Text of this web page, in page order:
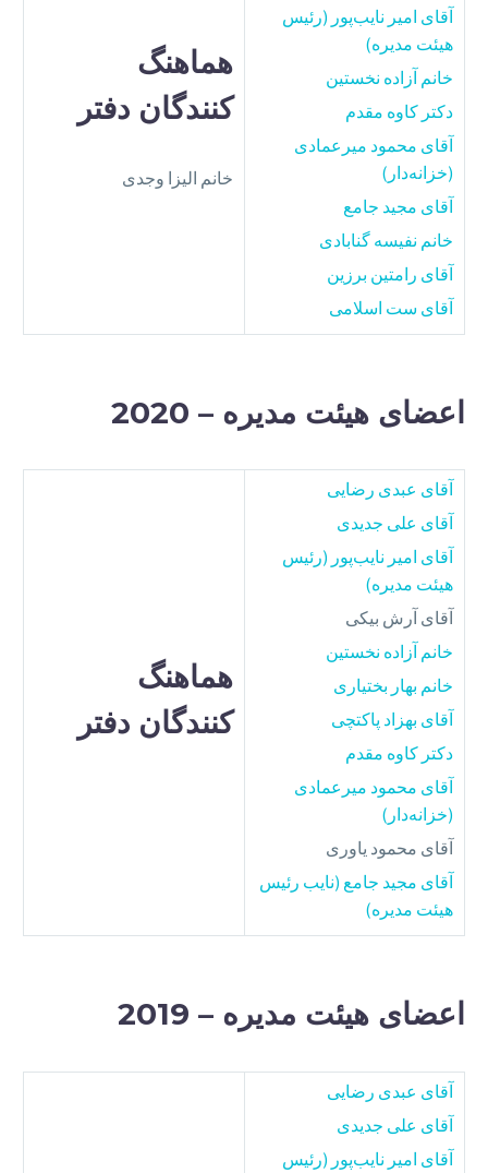
آقای امیر نایب‌پور (رئیس
هیئت مدیره)
خانم آزاده نخستین
دکتر کاوه مقدم
آقای محمود میرعمادی
(خزانه‌دار)
آقای مجید جامع
خانم نفیسه گنابادی
آقای رامتین برزین
آقای ست اسلامی
هماهنگ‌
کنندگان دفتر
خانم الیزا وجدی
اعضای هیئت مدیره – 2020
آقای عبدی رضایی
آقای علی جدیدی
آقای امیر نایب‌پور (رئیس
هیئت مدیره)
آقای آرش بیکی
خانم آزاده نخستین
خانم بهار بختیاری
آقای بهزاد پاکتچی
دکتر کاوه مقدم
آقای محمود میرعمادی
(خزانه‌دار)
آقای محمود یاوری
آقای مجید جامع (نایب رئیس
هیئت مدیره)
هماهنگ‌
کنندگان دفتر
اعضای هیئت مدیره – 2019
آقای عبدی رضایی
آقای علی جدیدی
آقای امیر نایب‌پور (رئیس